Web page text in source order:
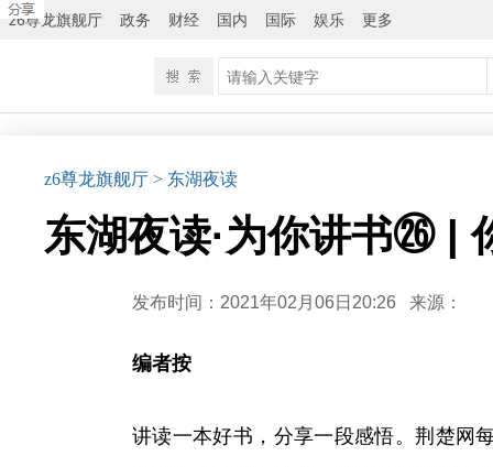
z6尊龙旗舰厅 政务 财经 国内 国际 娱乐 更多
z6尊龙旗舰厅 > 东湖夜读
东湖夜读·为你讲书㉖ |
发布时间：2021年02月06日20:26 来源：
编者按
讲读一本好书，分享一段感悟。荆楚网